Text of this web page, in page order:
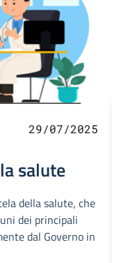
29/07/2025
salute
della salute, che
dei principali
dal Governo in